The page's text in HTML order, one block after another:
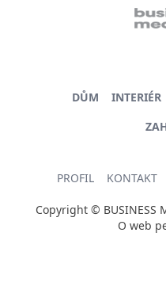
DŮM INTERIÉR
PROFIL KONTAKT
Copyright © BUSINESS